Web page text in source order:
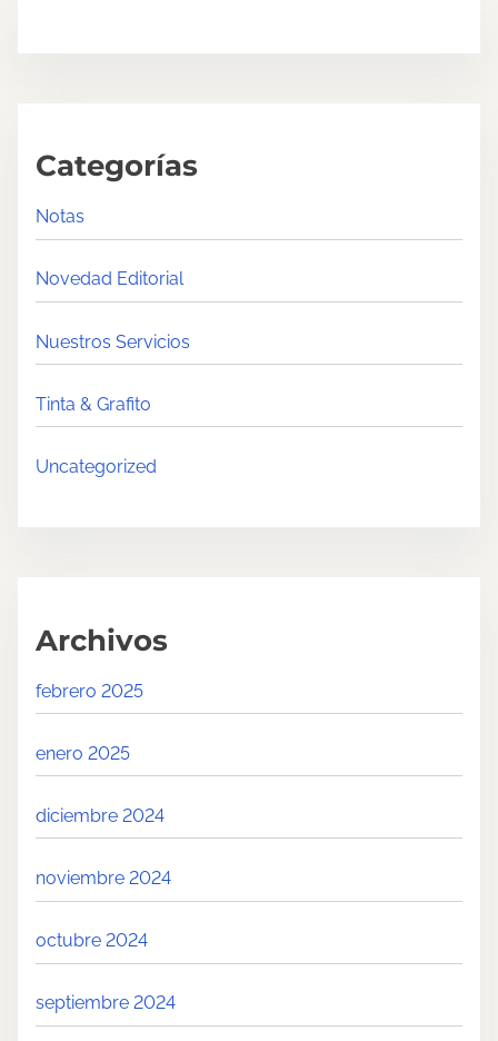
Categorías
Notas
Novedad Editorial
Nuestros Servicios
Tinta & Grafito
Uncategorized
Archivos
febrero 2025
enero 2025
diciembre 2024
noviembre 2024
octubre 2024
septiembre 2024